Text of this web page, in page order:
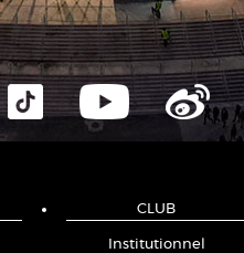
CLUB
Institutionnel